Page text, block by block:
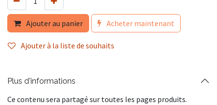
Ajouter au panier Acheter maintenant
Ajouter à la liste de souhaits
Plus d'informations
Ce contenu sera partagé sur toutes les pages produits.